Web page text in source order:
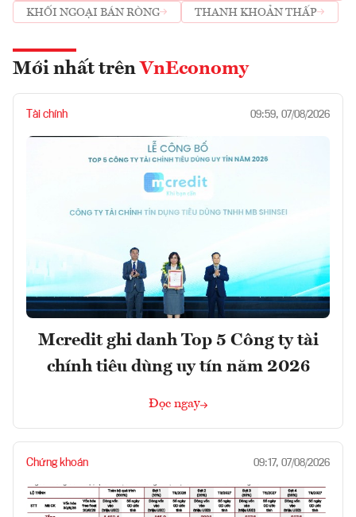
NĂM!
KHỐI NGOẠI BÁN RÒNG THANH KHOẢN THẤP
Mới nhất trên VnEconomy
Tài chính 09:59, 07/08/2026
Mcredit ghi danh Top 5 Công ty tài
chính tiêu dùng uy tín năm 2026
Đọc ngay
Chứng khoán 09:17, 07/08/2026